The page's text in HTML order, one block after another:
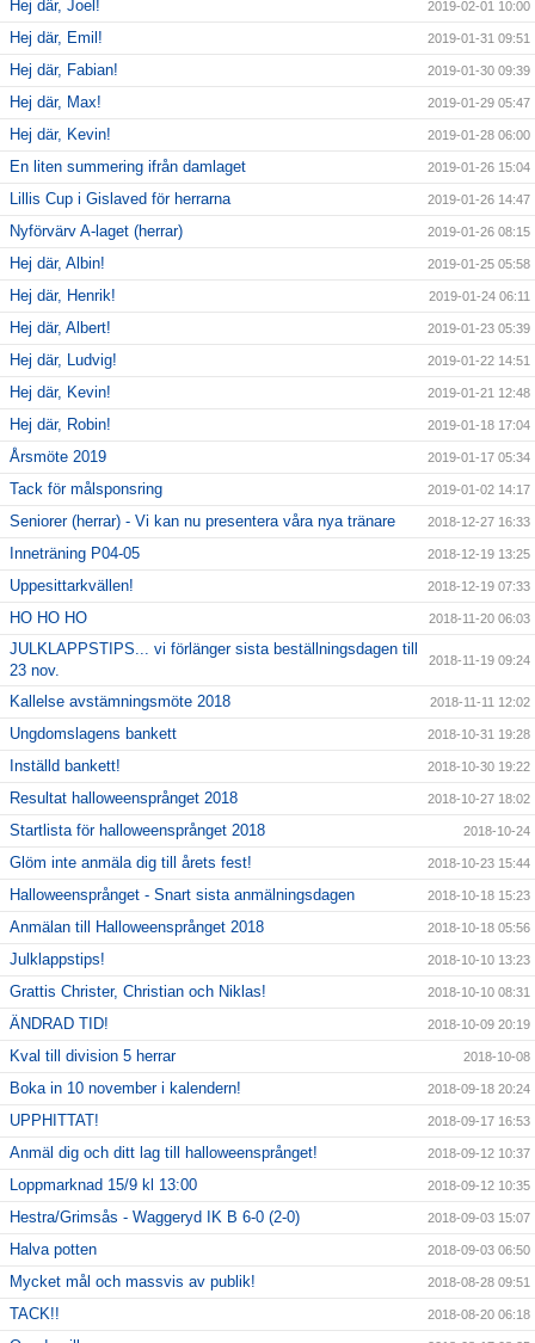
Hej där, Joel! 2019-02-01 10:00
Hej där, Emil! 2019-01-31 09:51
Hej där, Fabian! 2019-01-30 09:39
Hej där, Max! 2019-01-29 05:47
Hej där, Kevin! 2019-01-28 06:00
En liten summering ifrån damlaget 2019-01-26 15:04
Lillis Cup i Gislaved för herrarna 2019-01-26 14:47
Nyförvärv A-laget (herrar) 2019-01-26 08:15
Hej där, Albin! 2019-01-25 05:58
Hej där, Henrik! 2019-01-24 06:11
Hej där, Albert! 2019-01-23 05:39
Hej där, Ludvig! 2019-01-22 14:51
Hej där, Kevin! 2019-01-21 12:48
Hej där, Robin! 2019-01-18 17:04
Årsmöte 2019 2019-01-17 05:34
Tack för målsponsring 2019-01-02 14:17
Seniorer (herrar) - Vi kan nu presentera våra nya tränare 2018-12-27 16:33
Inneträning P04-05 2018-12-19 13:25
Uppesittarkvällen! 2018-12-19 07:33
HO HO HO 2018-11-20 06:03
JULKLAPPSTIPS... vi förlänger sista beställningsdagen till
23 nov.
2018-11-19 09:24
Kallelse avstämningsmöte 2018 2018-11-11 12:02
Ungdomslagens bankett 2018-10-31 19:28
Inställd bankett! 2018-10-30 19:22
Resultat halloweensprånget 2018 2018-10-27 18:02
Startlista för halloweensprånget 2018 2018-10-24
Glöm inte anmäla dig till årets fest! 2018-10-23 15:44
Halloweensprånget - Snart sista anmälningsdagen 2018-10-18 15:23
Anmälan till Halloweensprånget 2018 2018-10-18 05:56
Julklappstips! 2018-10-10 13:23
Grattis Christer, Christian och Niklas! 2018-10-10 08:31
ÄNDRAD TID! 2018-10-09 20:19
Kval till division 5 herrar 2018-10-08
Boka in 10 november i kalendern! 2018-09-18 20:24
UPPHITTAT! 2018-09-17 16:53
Anmäl dig och ditt lag till halloweensprånget! 2018-09-12 10:37
Loppmarknad 15/9 kl 13:00 2018-09-12 10:35
Hestra/Grimsås - Waggeryd IK B 6-0 (2-0) 2018-09-03 15:07
Halva potten 2018-09-03 06:50
Mycket mål och massvis av publik! 2018-08-28 09:51
TACK!! 2018-08-20 06:18